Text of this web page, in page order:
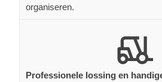
organiseren.
Professionele lossing en